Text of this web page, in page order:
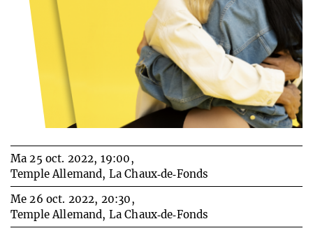
Ma 25 oct. 2022, 19:00,
Temple Allemand, La Chaux‑de‑Fonds
Me 26 oct. 2022, 20:30,
Temple Allemand, La Chaux‑de‑Fonds